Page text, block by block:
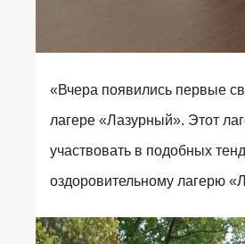
«Вчера появились первые
лагере «Лазурный». Этот
участвовать в подобных
оздоровительному лагерю